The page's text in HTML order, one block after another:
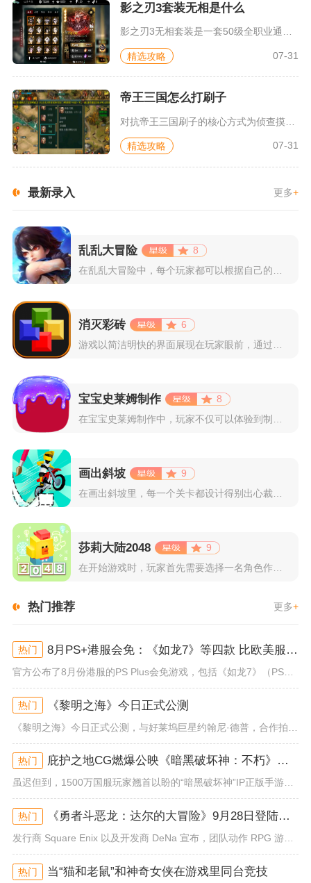
影之刃3套装无相是什么
影之刃3无相套装是一套50级全职业通用绿色套装，核心机制彻底...
精选攻略 07-31
帝王三国怎么打刷子
精选攻略 07-31
最新录入 更多+
乱乱大冒险
8
消灭彩砖
6
宝宝史莱姆制作
8
画出斜坡
9
莎莉大陆2048
9
热门推荐 更多+
热门 8月PS+港服会免：《如龙7》等四款 比欧美服多一款
官方公布了8月份港服的PS Plus会免游戏，包括《如龙7》（PS4/PS5）、《小小梦魇》（PS4）、《托尼霍克职业滑...
热门 《黎明之海》今日正式公测
热门 庇护之地CG燃爆公映《暗黑破坏神：不朽》今日全平台上线
虽迟但到，1500万国服玩家翘首以盼的“暗黑破坏神”IP正版手游《暗黑破坏神：不朽》已于今日全平台上线！动作RPG王者再...
热门 《勇者斗恶龙：达尔的大冒险》9月28日登陆苹果谷歌应用商店
发行商 Square Enix 以及开发商 DeNa 宣布，团队动作 RPG 游戏《勇者斗恶龙：达尔的大冒险 魂之绊》将...
热门 当“猫和老鼠”和神奇女侠在游戏里同台竞技